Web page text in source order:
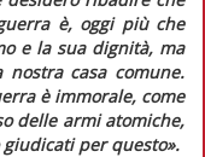
è, oggi più che
e la sua dignità, ma
casa comune.
è immorale, come
delle armi atomiche,
per questo».